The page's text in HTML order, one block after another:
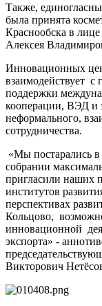
Также,
была принята
Краснообска в
Алексея
Инновационных
взаимодействует с
поддержки
кооперации, ВЭД и
неформального,
сотрудничества.
«Мы постарались в
собрании
пригласили наших
институтов
перспективах
Кольцово,
инновационной
экспорта» -
Викторович